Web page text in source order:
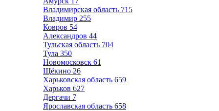
Владимирская область 715
Владимир 255
Ковров 54
Александров 44
Тульская область 704
Тула 350
Новомосковск 61
Щёкино 26
Харьковская область 659
Харьков 627
Дергачи 7
Ярославская область 658